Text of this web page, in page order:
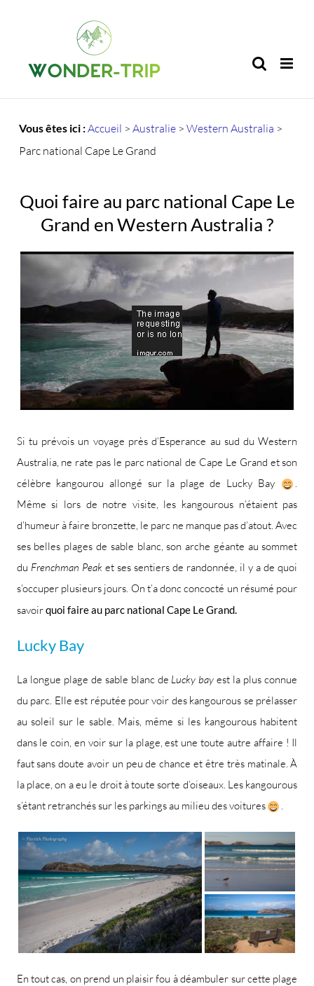
Vous êtes ici :Accueil > Australie> Western Australia >
Parc national Cape Le Grand
Quoi faire au parc national Cape Le
Grand en Western Australia ?
Si tu prévois un voyage près d’Esperance au sud du Western
Australia, ne rate pas le parc national de Cape Le Grand et son
célèbre kangourou allongé sur la plage de Lucky Bay
Même si lors de notre visite, les kangourous n’étaient pas
d’humeur à faire bronzette, le parc ne manque pas d’atout. Avec
ses belles plages de sable blanc, son arche géante au sommet
du Frenchman Peaket ses sentiers de randonnée, il y a de quoi
s’occuper plusieurs jours. On t’a donc concocté un résumé pour
savoirquoi faire au parc national Cape Le Grand.
Lucky Bay
La longue plage de sable blanc de Lucky bay est la plus connue
du parc. Elle est réputée pour voir des kangourous se prélasser
au soleil sur le sable. Mais, même si les kangourous habitent
dans le coin, en voir sur la plage, est une toute autre affaire ! Il
faut sans doute avoir un peu de chance et être très matinale. À
la place, on a eu le droit à toute sorte d’oiseaux. Les kangourous
s’étant retranchés sur les parkings au milieu des voitures
En tout cas, on prend un plaisir fou à déambuler sur cette plage